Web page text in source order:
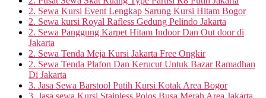
2. Sewa Kursi Event Lengkap Sarung Kursi Hitam Bogor
2. Sewa kursi Royal Rafless Gedung Pelindo Jakarta
2. Sewa Panggung Karpet Hitam Indoor Dan Out door di
Jakarta
2. Sewa Tenda Meja Kursi Jakarta Free Ongkir
2. Sewa Tenda Plafon Dan Kerucut Untuk Bazar Ramadhan
Di Jakarta
3. Jasa Sewa Barstool Putih Kursi Kotak Area Bogor
3. Jasa sewa Kursi Stainless Polos Busa Merah Area Jakarta